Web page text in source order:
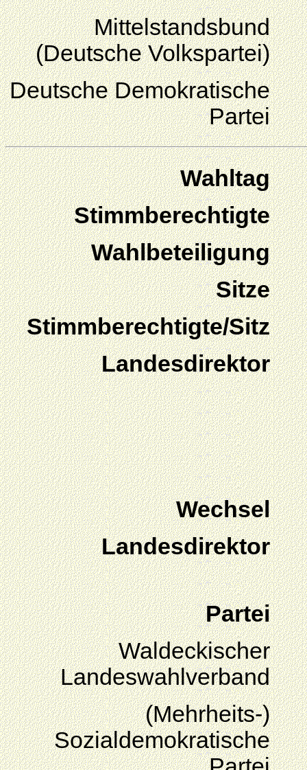
Mittelstandsbund
(Deutsche Volkspartei)
Deutsche Demokratische
Partei
Wahltag
Stimmberechtigte
Wahlbeteiligung
Sitze
Stimmberechtigte/Sitz
Landesdirektor
Wechsel
Landesdirektor
Partei
Waldeckischer
Landeswahlverband
(Mehrheits-)
Sozialdemokratische